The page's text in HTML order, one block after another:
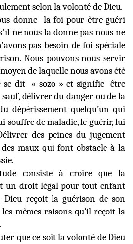
selon la volonté de Dieu.
donne la foi pour être guéri
ne nous la donne pas nous ne
pas besoin de foi spéciale
Nous pouvons nous servir
de laquelle nous avons été
se dit « sozo » et signifie
être
délivrer du danger ou de la
dépérissement quelqu’un qui
souffre de maladie, le guérir, lui
des peines du jugement
des maux qui font obstacle à la
consiste à croire que la
un droit légal pour tout enfant
Dieu reçoit la guérison de son
mêmes raisons qu’il reçoit la
que ce soit la volonté de Dieu